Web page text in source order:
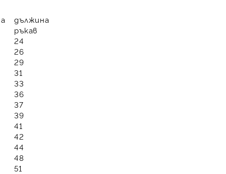
дължина
ръкав
24
26
29
31
33
36
37
39
41
42
44
48
51